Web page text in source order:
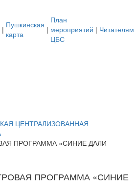
| Пушкинская
карта
|
План
мероприятий
ЦБС
| Читателям
ПРОГРАММА «СИНИЕ